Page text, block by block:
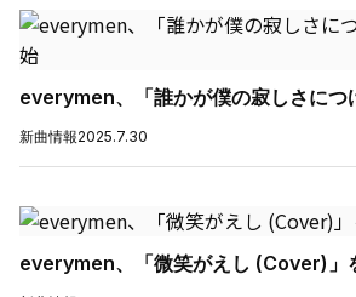
everymen、「誰かが僕の寂しさにつ
新曲情報2025.7.30
everymen、「微笑がえし (Cover)」